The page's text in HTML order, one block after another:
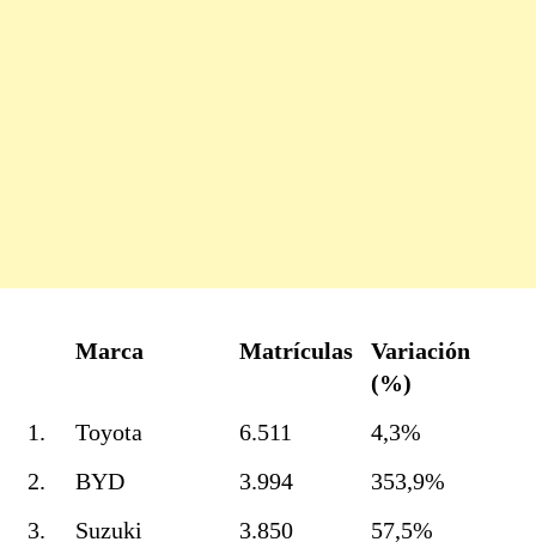
Marca Matrículas
Variación
(%)
1.
Toyota 6.511
4,3%
2.
BYD 3.994
353,9%
3.
Suzuki 3.850
57,5%